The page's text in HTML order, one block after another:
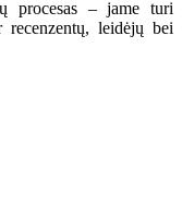
procesas – jame turi
leidėjų bei